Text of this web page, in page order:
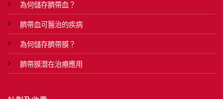
為何儲存臍帶血？
臍帶血可醫治的疾病
為何儲存臍帶膜？
臍帶膜潛在治療應用